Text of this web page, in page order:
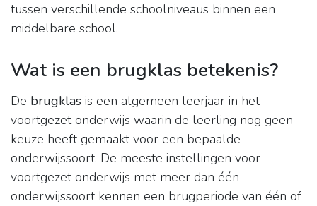
tussen verschillende schoolniveaus binnen een
middelbare school.
Wat is een brugklas betekenis?
De brugklas is een algemeen leerjaar in het
voortgezet onderwijs waarin de leerling nog geen
keuze heeft gemaakt voor een bepaalde
onderwijssoort. De meeste instellingen voor
voortgezet onderwijs met meer dan één
onderwijssoort kennen een brugperiode van één of